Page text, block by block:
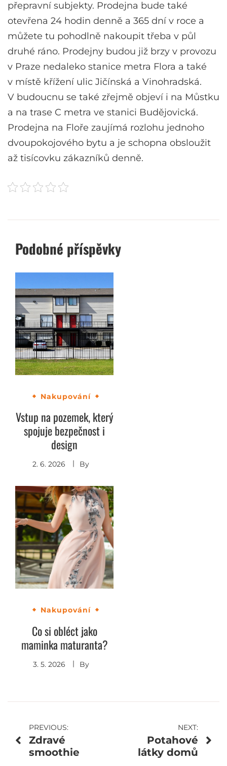
přepravní subjekty. Prodejna bude také
otevřena 24 hodin denně a 365 dní v roce a
můžete tu pohodlně nakoupit třeba v půl
druhé ráno. Prodejny budou již brzy v provozu
v Praze nedaleko stanice metra Flora a také
v místě křížení ulic Jičínská a Vinohradská.
V budoucnu se také zřejmě objeví i na Můstku
a na trase C metra ve stanici Budějovická.
Prodejna na Floře zaujímá rozlohu jednoho
dvoupokojového bytu a je schopna obsloužit
až tisícovku zákazníků denně.
Podobné příspěvky
Nakupování
Vstup na pozemek, který
spojuje bezpečnost i
design
2. 6. 2026 By
Nakupování
Co si obléct jako
maminka maturanta?
3. 5. 2026 By
Navigace
pro
PREVIOUS:
Zdravé
smoothie
NEXT:
Potahové
látky domů